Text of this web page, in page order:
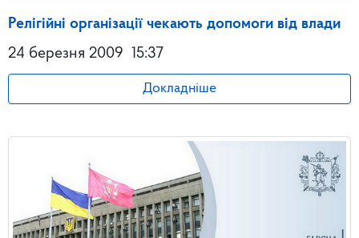
Релігійні організації чекають допомоги від влади
24 березня 2009 15:37
Докладніше